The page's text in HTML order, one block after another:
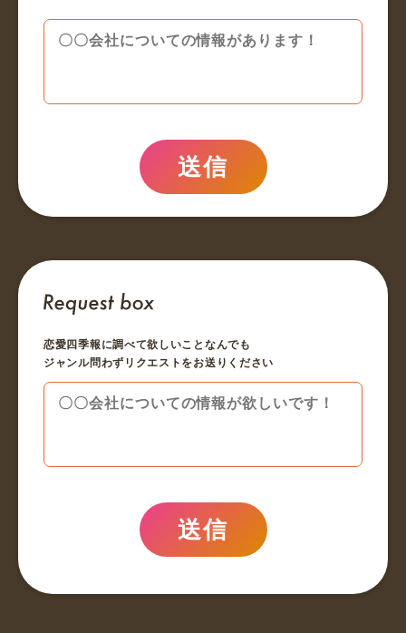
送信
恋愛四季報に調べて欲しいことなんでも
ジャンル問わずリクエストをお送りください
送信